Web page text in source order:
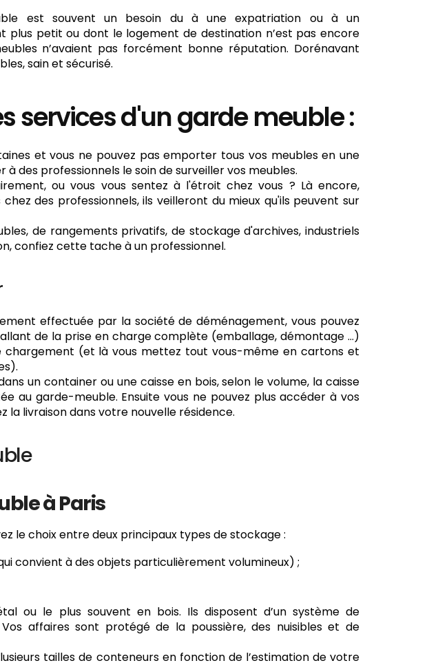
est souvent un besoin du à une expatriation ou à un
plus petit ou dont le logement de destination n’est pas encore
n’avaient pas forcément bonne réputation. Dorénavant
sain et sécurisé.
services d'un garde meuble :
et vous ne pouvez pas emporter tous vos meubles en une
des professionnels le soin de surveiller vos meubles.
ou vous vous sentez à l'étroit chez vous ? Là encore,
des professionnels, ils veilleront du mieux qu'ils peuvent sur
de rangements privatifs, de stockage d'archives, industriels
confiez cette tache à un professionnel.
effectuée par la société de déménagement, vous pouvez
de la prise en charge complète (emballage, démontage …)
chargement (et là vous mettez tout vous-même en cartons et
un container ou une caisse en bois, selon le volume, la caisse
au garde-meuble. Ensuite vous ne pouvez plus accéder à vos
la livraison dans votre nouvelle résidence.
à Paris
le choix entre deux principaux types de stockage :
convient à des objets particulièrement volumineux) ;
ou le plus souvent en bois. Ils disposent d’un système de
affaires sont protégé de la poussière, des nuisibles et de
tailles de conteneurs en fonction de l’estimation de votre